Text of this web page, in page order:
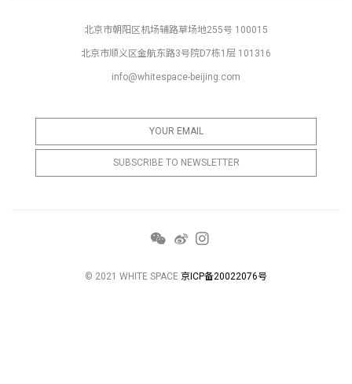
北京市朝阳区机场辅路草场地255号 100015
北京市顺义区金航东路3号院D7栋1层 101316
info@whitespace-beijing.com
© 2021 WHITE SPACE 京ICP备20022076号